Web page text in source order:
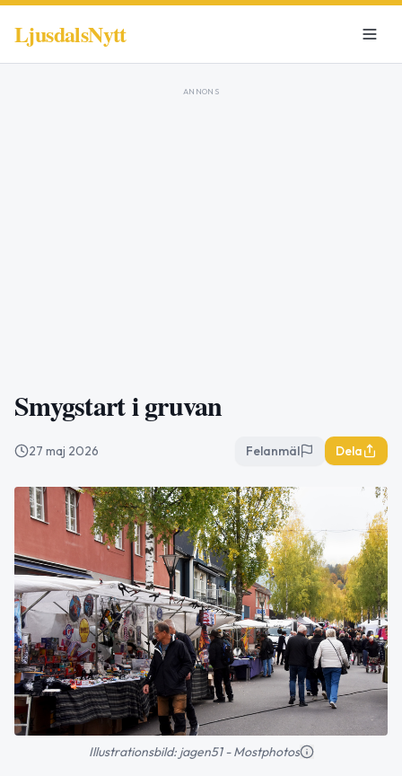
LjusdalsNytt
ANNONS
Smygstart i gruvan
27 maj 2026 Felanmäl Dela
Illustrationsbild: jagen51 - Mostphotos